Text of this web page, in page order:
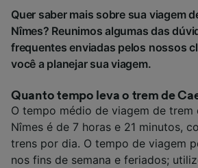
Quer saber mais sobre sua viagem
Nîmes? Reunimos algumas das
frequentes enviadas pelos nossos
você a planejar sua viagem.
Quanto tempo leva o trem de
O tempo médio de viagem de trem
Nîmes é de 7 horas e 21 minutos,
trens por dia. O tempo de viagem
nos fins de semana e feriados;